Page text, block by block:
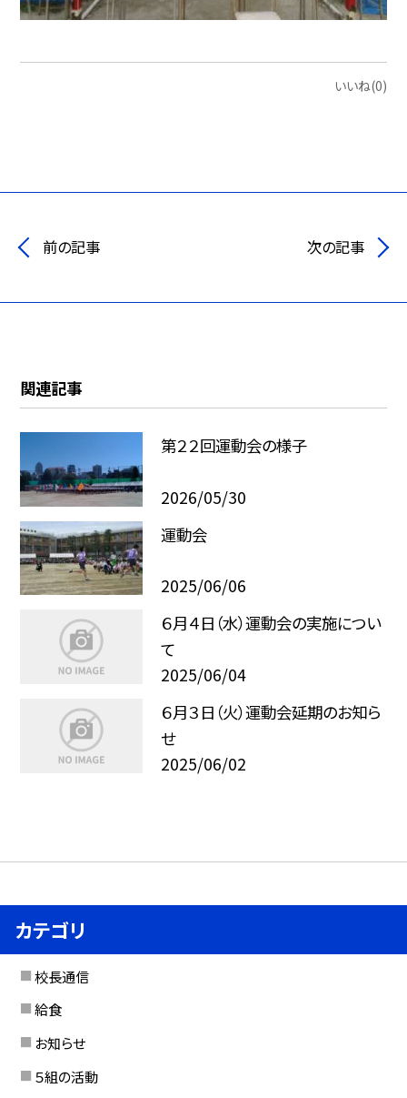
いいね(0)
前の記事 次の記事
関連記事
第２２回運動会の様子
2026/05/30
運動会
2025/06/06
６月４日（水）運動会の実施につい
て
2025/06/04
６月３日（火）運動会延期のお知ら
せ
2025/06/02
カテゴリ
校長通信
給食
お知らせ
５組の活動